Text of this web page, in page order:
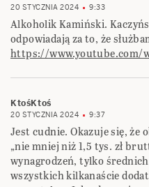
20 STYCZNIA 2024 9:33
Alkoholik Kamiński.
odpowiadają za to, że
https://www.youtube.com/
KtośKtoś
20 STYCZNIA 2024 9:37
Jest cudnie. Okazuje się, że
„nie mniej niż 1,5 tys. zł
wynagrodzeń, tylko
wszystkich kilkanaście